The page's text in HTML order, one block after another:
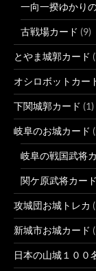
一向一揆ゆかり
古戦場カード (9)
とやま城郭カード
オシロボットカー
下関城郭カード (1)
岐阜のお城カード
岐阜の戦国武将
関ケ原武将カード
攻城団お城トレカ
新城市お城カード
日本の山城１００